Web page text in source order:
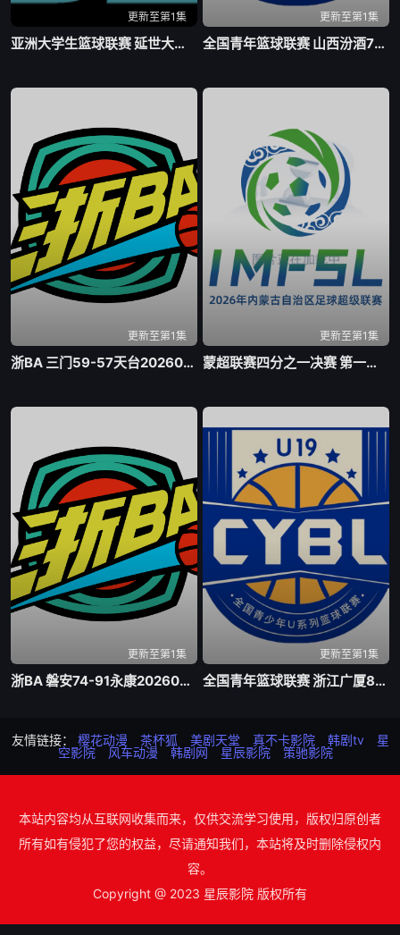
更新至第1集
亚洲大学生篮球联赛 延世大学VS北京大学20260804
更新至第1集
全国青年篮球联赛 山西汾酒78-73四川锦城20260805
更新至第1集
浙BA 三门59-57天台20260805
更新至第1集
蒙超联赛四分之一决赛 第一回合 乌兰察布队VS包头队20260804
更新至第1集
浙BA 磐安74-91永康20260805
更新至第1集
全国青年篮球联赛 浙江广厦81-70山东山高20260805
友情链接： 樱花动漫 茶杯狐 美剧天堂 真不卡影院 韩剧tv
星
空影院
风车动漫 韩剧网 星辰影院 策驰影院
本站内容均从互联网收集而来，仅供交流学习使用，版权归原创者
所有如有侵犯了您的权益，尽请通知我们，本站将及时删除侵权内
容。
Copyright @ 2023 星辰影院 版权所有